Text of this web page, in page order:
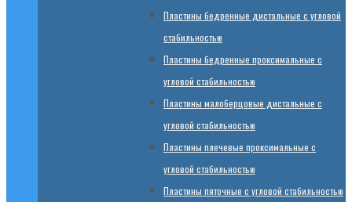
Пластины бедренные дистальные с угловой
стабильностью
Пластины бедренные проксимальные с
угловой стабильностью
Пластины малоберцовые дистальные с
угловой стабильностью
Пластины плечевые проксимальные с
угловой стабильностью
Пластины пяточные с угловой стабильностью